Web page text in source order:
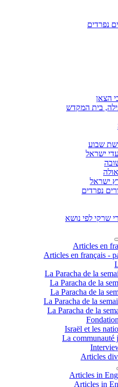
נפרדים
הצאן
בית המקדש
שבוע
ישראל
ישראל
נפרדים
שרקי לפי נושא
Articles en
La Paracha de la
La Paracha de la
La Paracha de la
La Paracha de la
La Paracha de la
Israël et les
La
Articles
Articles in
Articles in